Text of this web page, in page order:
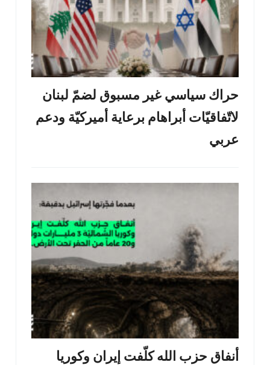
حراك سياسي غير مسبوق لضمّ لبنان
لاتّفاقيّات أبراهام برعاية أميركيّة ودعم
عربي
أنفاق حزب الله كلّفت إيران وكوريا